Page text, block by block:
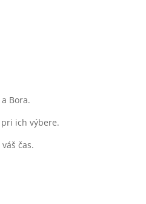
Bora.
ich výbere.
čas.